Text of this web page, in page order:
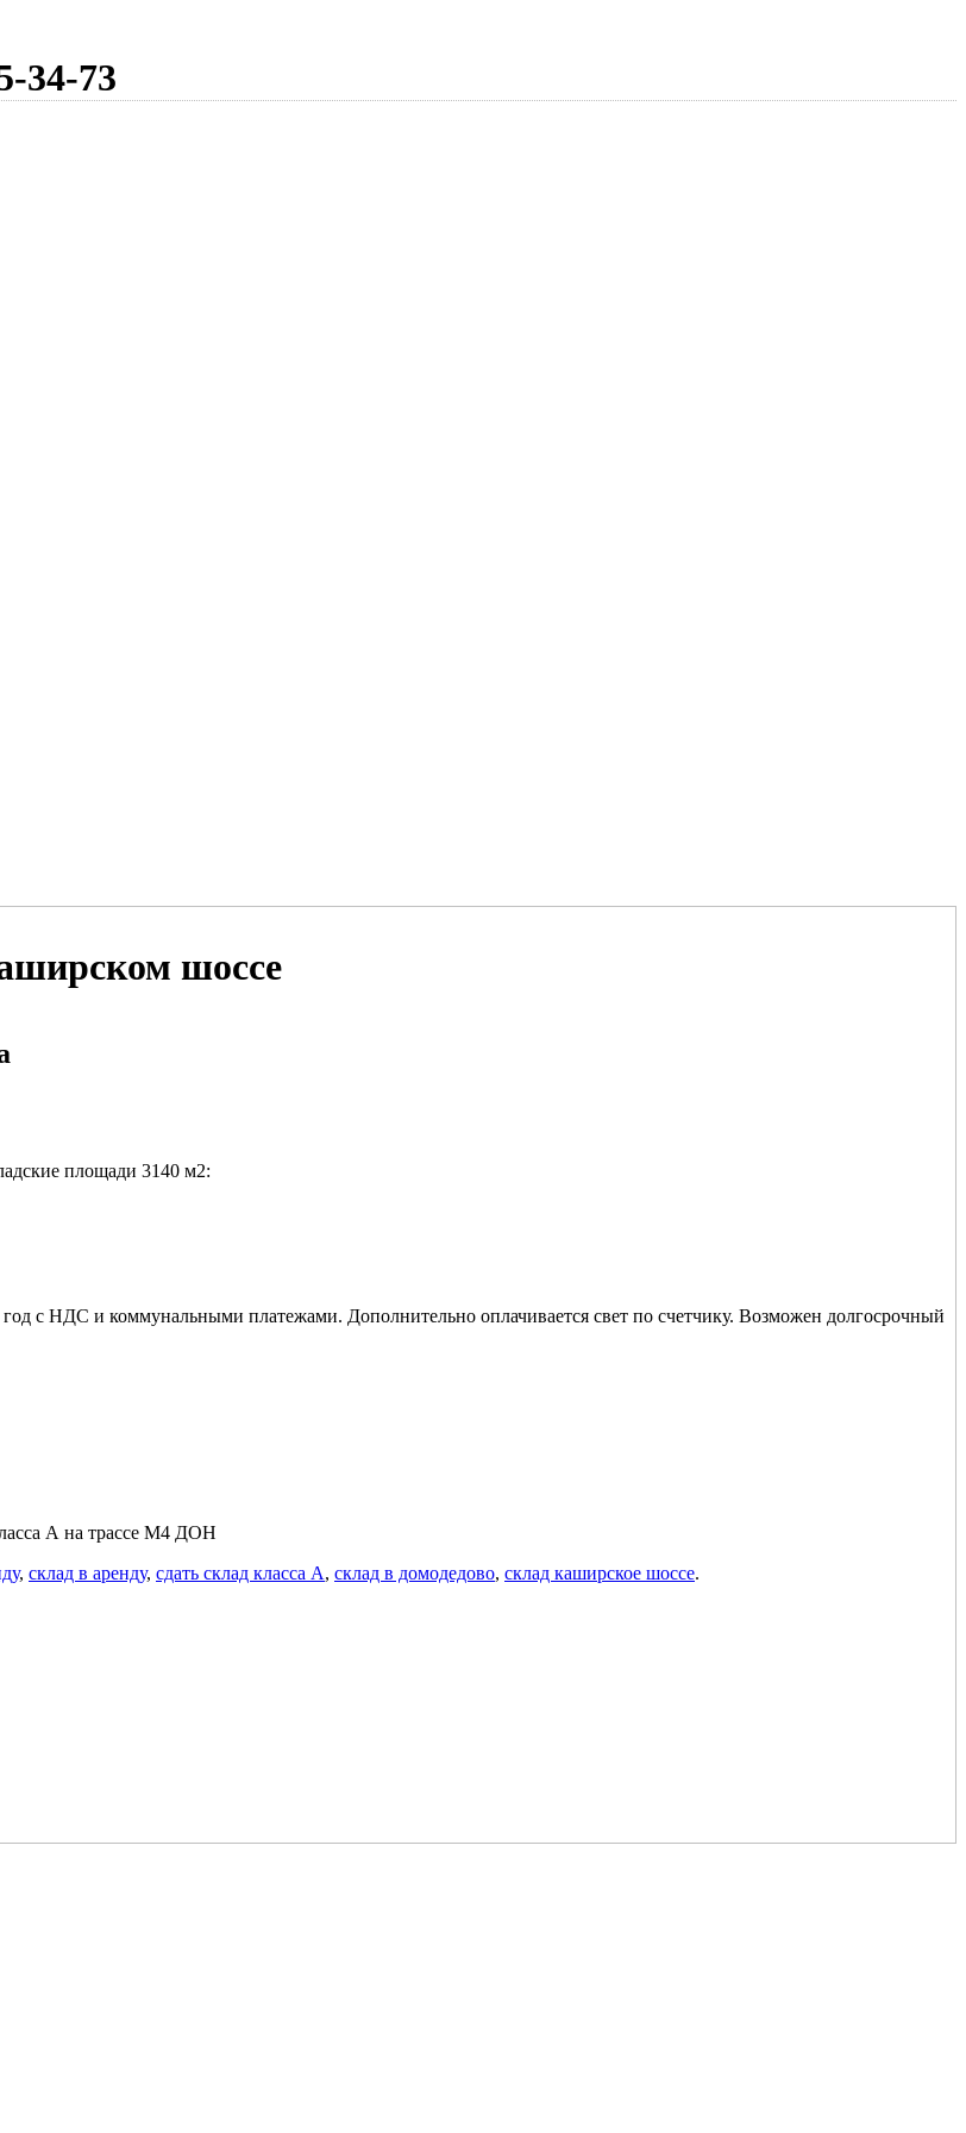
34-73
шоссе
площади 3140 м2:
с НДС и коммунальными платежами. Дополнительно оплачивается свет по счетчику. Возможен долгосрочный
А на трассе М4 ДОН
, склад в аренду, сдать склад класса А, склад в домодедово, склад каширское шоссе.